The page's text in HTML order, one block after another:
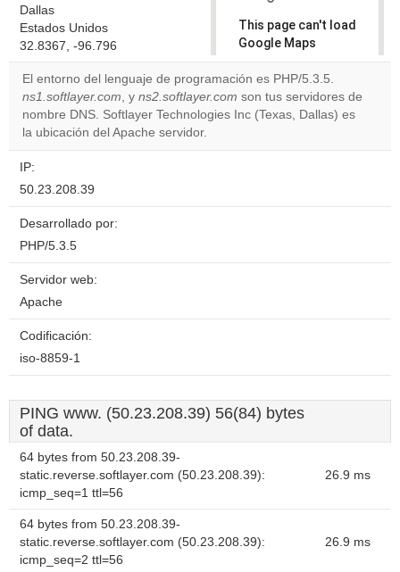
Dallas
Estados Unidos
32.8367, -96.796
This page can't load
Google Maps
correctly.
Do you
own this
OK
El entorno del lenguaje de programación es PHP/5.3.5.
ns1.softlayer.com, y ns2.softlayer.com son tus servidores de
nombre DNS. Softlayer Technologies Inc (Texas, Dallas) es
la ubicación del Apache servidor.
IP:
50.23.208.39
Desarrollado por:
PHP/5.3.5
Servidor web:
Apache
Codificación:
iso-8859-1
PING www. (50.23.208.39) 56(84) bytes
of data.
64 bytes from 50.23.208.39-
static.reverse.softlayer.com (50.23.208.39):
icmp_seq=1 ttl=56
26.9 ms
64 bytes from 50.23.208.39-
static.reverse.softlayer.com (50.23.208.39):
icmp_seq=2 ttl=56
26.9 ms